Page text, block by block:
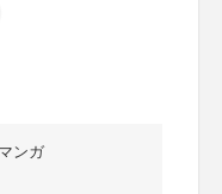
ンガ